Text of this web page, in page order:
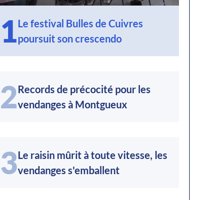
1Le festival Bulles de Cuivres
poursuit son crescendo
2Records de précocité pour les
vendanges à Montgueux
3Le raisin mûrit à toute vitesse, les
vendanges s'emballent